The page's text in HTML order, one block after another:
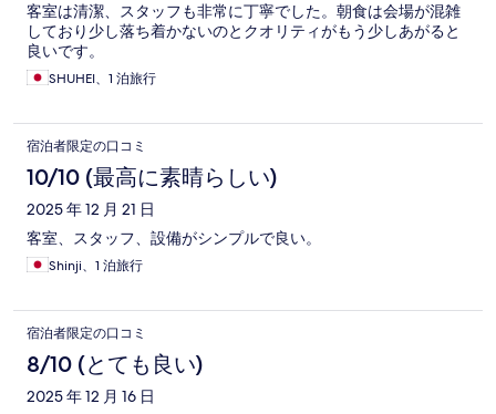
客室は清潔、スタッフも非常に丁寧でした。朝食は会場が混雑
しており少し落ち着かないのとクオリティがもう少しあがると
良いです。
SHUHEI、1 泊旅行
宿泊者限定の口コミ
10/10 (最高に素晴らしい)
2025 年 12 月 21 日
客室、スタッフ、設備がシンプルで良い。
Shinji、1 泊旅行
宿泊者限定の口コミ
8/10 (とても良い)
2025 年 12 月 16 日